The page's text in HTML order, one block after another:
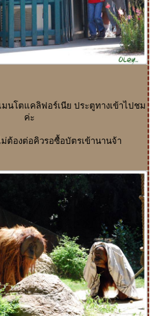
นโตแคลิฟอร์เนีย ประตูทางเข้าไปชม
ค่ะ
ต้องต่อคิวรอซื้อบัตรเข้านานจ้า